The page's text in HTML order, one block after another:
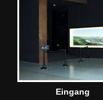
Eingang